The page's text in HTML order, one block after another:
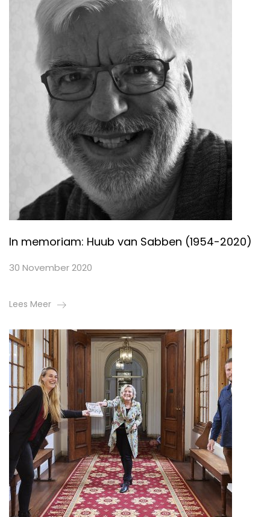
In memoriam: Huub van Sabben (1954-2020)
30 November 2020
Lees Meer